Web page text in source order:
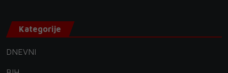
Kategorije
DNEVNI